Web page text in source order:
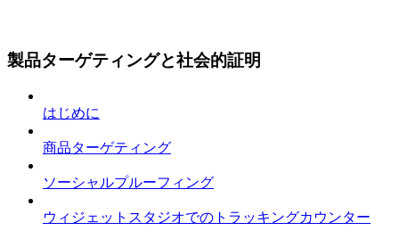
製品ターゲティングと社会的証明
はじめに
商品ターゲティング
ソーシャルプルーフィング
ウィジェットスタジオでのトラッキングカウンター